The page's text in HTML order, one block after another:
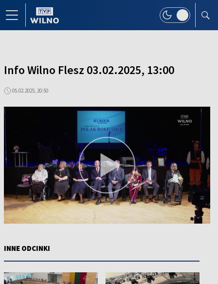
Info Wilno Flesz 03.02.2025, 13:00
05.02.2025, 20:50
INNE ODCINKI